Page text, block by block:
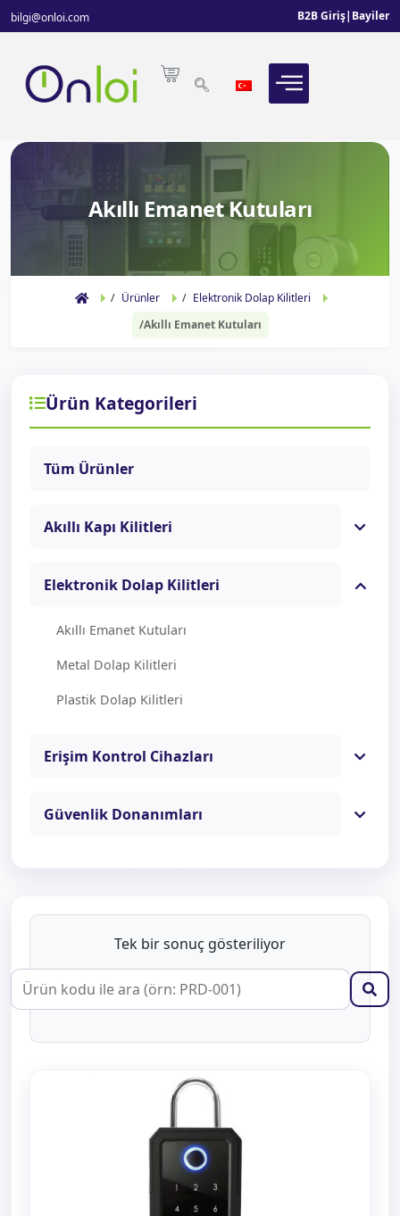
bilgi@onloi.com B2B Giriş| Bayiler
Akıllı Emanet Kutuları
Ürünler
Elektronik Dolap Kilitleri
Akıllı Emanet Kutuları
Ürün Kategorileri
Tüm Ürünler
Akıllı Kapı Kilitleri
Elektronik Dolap Kilitleri
Akıllı Emanet Kutuları
Metal Dolap Kilitleri
Plastik Dolap Kilitleri
Erişim Kontrol Cihazları
Güvenlik Donanımları
Tek bir sonuç gösteriliyor